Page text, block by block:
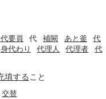
要員 代 補闕 あと釜
代
身代わり 代理人 代理者
代
填する こと
交替